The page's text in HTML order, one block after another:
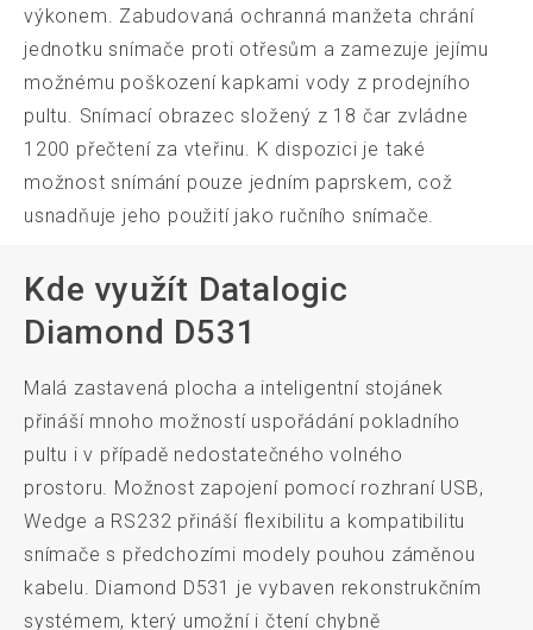
výkonem. Zabudovaná ochranná manžeta chrání
jednotku snímače proti otřesům a zamezuje jejímu
možnému poškození kapkami vody z prodejního
pultu. Snímací obrazec složený z 18 čar zvládne
1200 přečtení za vteřinu. K dispozici je také
možnost snímání pouze jedním paprskem, což
usnadňuje jeho použití jako ručního snímače.
Kde využít Datalogic
Diamond D531
Malá zastavená plocha a inteligentní stojánek
přináší mnoho možností uspořádání pokladního
pultu i v případě nedostatečného volného
prostoru. Možnost zapojení pomocí rozhraní USB,
Wedge a RS232 přináší flexibilitu a kompatibilitu
snímače s předchozími modely pouhou záměnou
kabelu. Diamond D531 je vybaven rekonstrukčním
systémem, který umožní i čtení chybně